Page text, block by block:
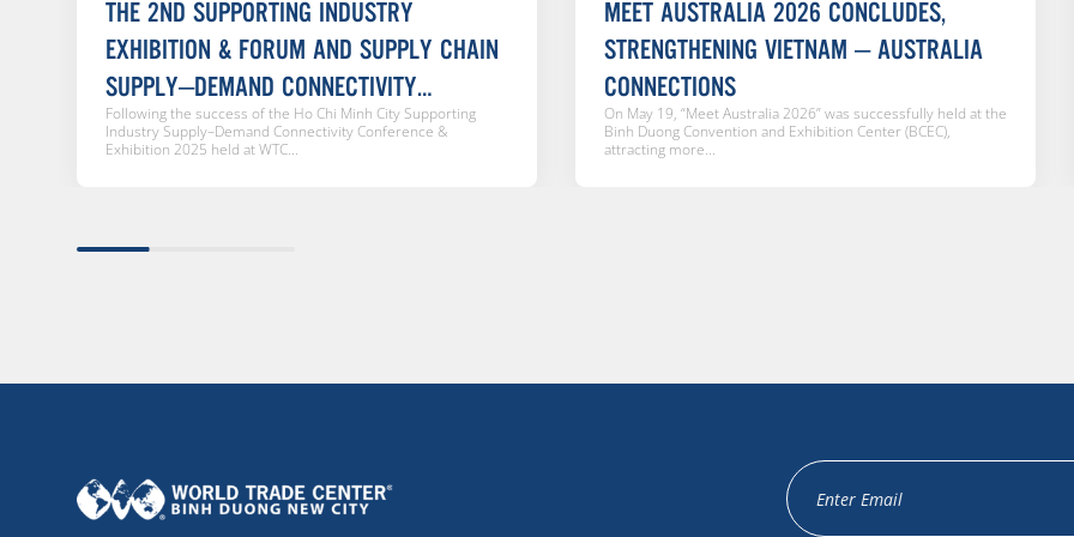
THE 2ND SUPPORTING INDUSTRY
EXHIBITION & FORUM AND SUPPLY CHAIN
SUPPLY–DEMAND CONNECTIVITY
CONFERENCE 2026
Following the success of the Ho Chi Minh City Supporting
Industry Supply–Demand Connectivity Conference &
Exhibition 2025 held at WTC...
MEET AUSTRALIA 2026 CONCLUDES,
STRENGTHENING VIETNAM – AUSTRALIA
CONNECTIONS
On May 19, “Meet Australia 2026” was successfully held at the
Binh Duong Convention and Exhibition Center (BCEC),
attracting more...